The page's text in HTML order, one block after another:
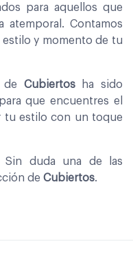
para aquellos que
atemporal. Contamos
y momento de tu
de Cubiertosha sido
que encuentres el
tu estilo con un toque
Sin duda una de las
de Cubiertos.